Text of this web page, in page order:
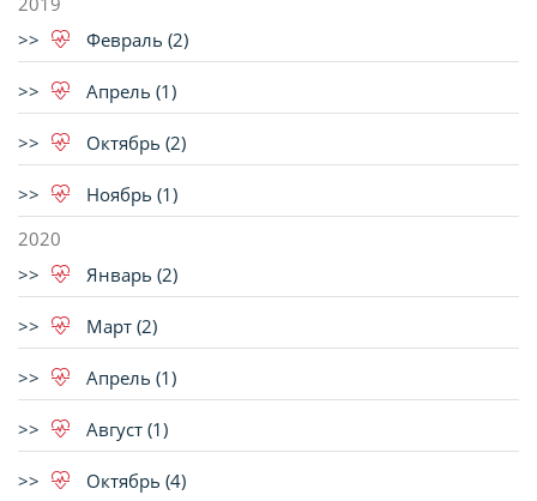
Февраль (2)
Апрель (1)
Октябрь (2)
Ноябрь (1)
2020
Январь (2)
Март (2)
Апрель (1)
Август (1)
Октябрь (4)